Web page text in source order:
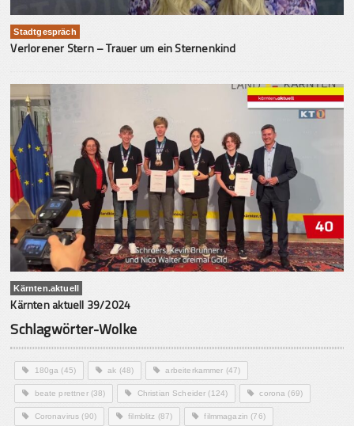
Stadtgespräch
Verlorener Stern – Trauer um ein Sternenkind
Kärnten.aktuell
Kärnten aktuell 39/2024
Schlagwörter-Wolke
180ga (45) ak (48) arbeiterkammer (47)
beate prettner(38) Christian Scheider (124) corona (69)
Coronavirus (90) filmblitz (87) filmmagazin (76)